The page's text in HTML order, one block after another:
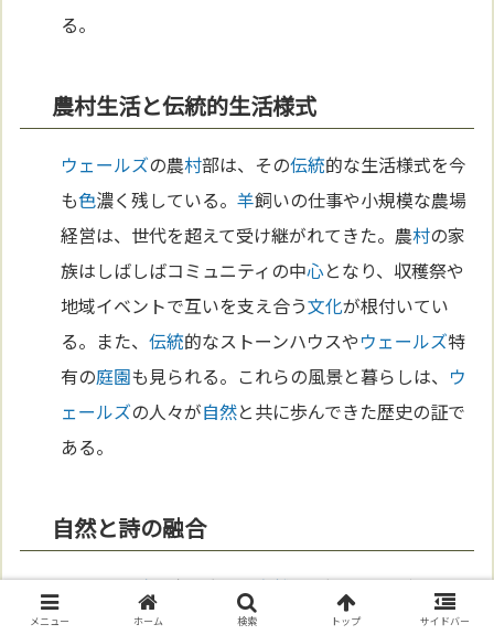
る。
農村生活と伝統的生活様式
ウェールズの農村部は、その伝統的な生活様式を今
も色濃く残している。羊飼いの仕事や小規模な農場
経営は、世代を超えて受け継がれてきた。農村の家
族はしばしばコミュニティの中心となり、収穫祭や
地域イベントで互いを支え合う文化が根付いてい
る。また、伝統的なストーンハウスやウェールズ特
有の庭園も見られる。これらの風景と暮らしは、 ウ
ェールズの人々が自然と共に歩んできた歴史の証で
ある。
自然と詩の融合
ウェールズの詩や歌は、自然との深いつながりを表
現している。古代の詩人タリエシンや中世 のバード
メニュー ホーム 検索 トップ サイドバー